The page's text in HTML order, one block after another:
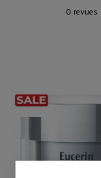
0 revues